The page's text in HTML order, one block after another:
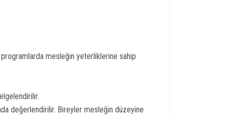
mesleğin yeterliklerine sahip
değerlendirilir. Bireyler mesleğin düzeyine